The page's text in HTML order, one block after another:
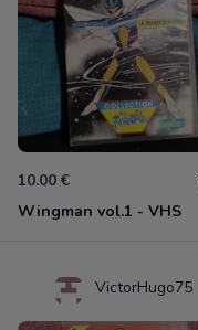
10.00 €
Wingman vol.1 - VHS
VictorHugo75